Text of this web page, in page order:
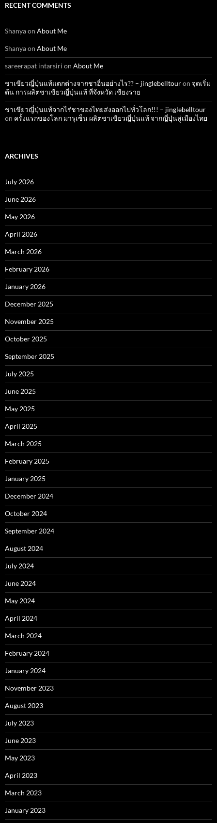
RECENT COMMENTS
Shanyaon About Me
Shanyaon About Me
sareerapat intarsiri on About Me
ชาเขียวญี่ปุ่นแท้แตกต่างจากชาอื่นอย่างไร?? – jinglebelltouron จุดเริ่ม
ต้น การผลิตชาเขียวญี่ปุ่นแท้ ที่จังหวัด เชียงราย
ชาเขียวญี่ปุ่นแท้จากไร่ชาของไทยส่งออกไปทั่วโลก!!! – jinglebelltour
on ครั้งแรกของโลก มารุเซ็น ผลิตชาเขียวญี่ปุ่นแท้ จากญี่ปุ่นสู่เมืองไทย
ARCHIVES
July 2026
June 2026
May 2026
April 2026
March 2026
February 2026
January 2026
December 2025
November 2025
October 2025
September 2025
July 2025
June 2025
May 2025
April 2025
March 2025
February 2025
January 2025
December 2024
October 2024
September 2024
August 2024
July 2024
June 2024
May 2024
April 2024
March 2024
February 2024
January 2024
November 2023
August 2023
July 2023
June 2023
May 2023
April 2023
March 2023
January 2023